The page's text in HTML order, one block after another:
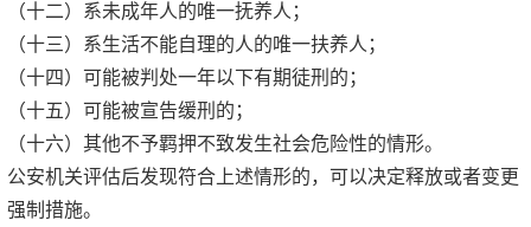
（十二）系未成年人的唯一抚养人；
（十三）系生活不能自理的人的唯一扶养人；
（十四）可能被判处一年以下有期徒刑的；
（十五）可能被宣告缓刑的；
（十六）其他不予羁押不致发生社会危险性的情形。
公安机关评估后发现符合上述情形的，可以决定释放或者变更
强制措施。